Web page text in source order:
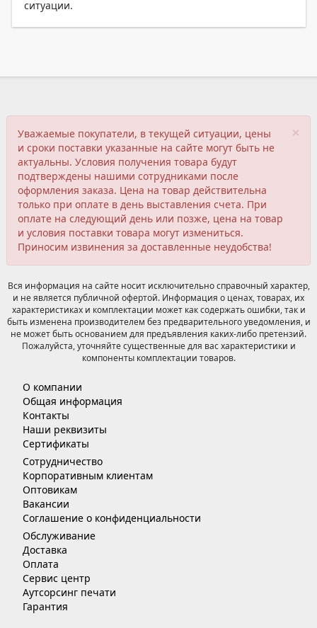
ситуации.
×
Уважаемые покупатели, в текущей ситуации, цены
и сроки поставки указанные на сайте могут быть не
актуальны. Условия получения товара будут
подтверждены нашими сотрудниками после
оформления заказа. Цена на товар действительна
только при оплате в день выставления счета. При
оплате на следующий день или позже, цена на товар
и условия поставки товара могут измениться.
Приносим извинения за доставленные неудобства!
Вся информация на сайте носит исключительно справочный характер,
и не является публичной офертой. Информация о ценах, товарах, их
характеристиках и комплектации может как содержать ошибки, так и
быть изменена производителем без предварительного уведомления, и
не может быть основанием для предъявления каких-либо претензий.
Пожалуйста, уточняйте существенные для вас характеристики и
компоненты комплектации товаров.
О компании
Общая информация
Контакты
Наши реквизиты
Сертификаты
Сотрудничество
Корпоративным клиентам
Оптовикам
Вакансии
Соглашение о конфиденциальности
Обслуживание
Доставка
Оплата
Сервис центр
Аутсорсинг печати
Гарантия